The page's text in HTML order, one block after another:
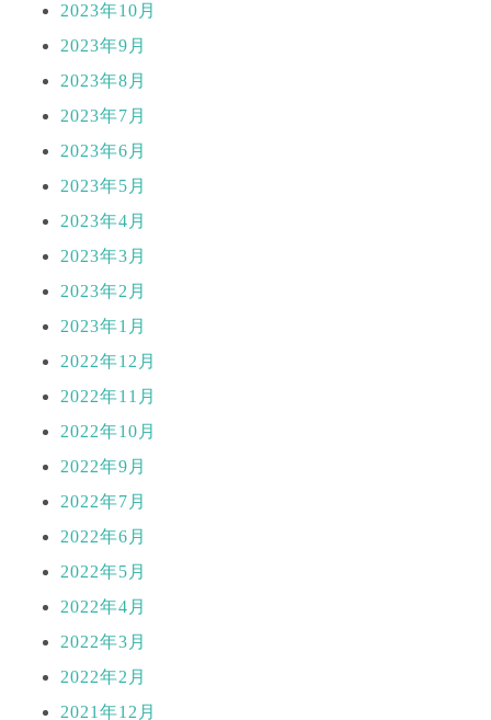
2023年10月
2023年9月
2023年8月
2023年7月
2023年6月
2023年5月
2023年4月
2023年3月
2023年2月
2023年1月
2022年12月
2022年11月
2022年10月
2022年9月
2022年7月
2022年6月
2022年5月
2022年4月
2022年3月
2022年2月
2021年12月